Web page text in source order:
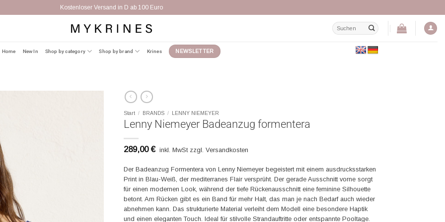
Kostenloser Versand in D ab 100 Euro
Suchen
nach:
Home New In Shop by category Shop by brand Krines NEWSLETTER
Start / BRANDS / LENNY NIEMEYER
Lenny Niemeyer Badeanzug formentera
289,00€ inkl. MwSt zzgl. Versandkosten
Der Badeanzug Formentera von Lenny Niemeyer begeistert mit einem ausdrucksstarken
Print in Blau-Weiß, der mediterranes Flair versprüht. Der gerade Ausschnitt vorne sorgt
für einen modernen Look, während der tiefe Rückenausschnitt eine feminine Silhouette
betont. Am Rücken gibt es ein Band für mehr Halt, das man je nach Bedarf auch wieder
abnehmen kann. Das strukturierte Material verleiht dem Modell eine besondere Haptik
und einen eleganten Touch. Ideal für stilvolle Strandauftritte oder entspannte Pooltage.